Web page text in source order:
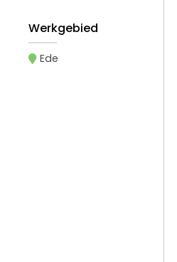
Werkgebied
Ede